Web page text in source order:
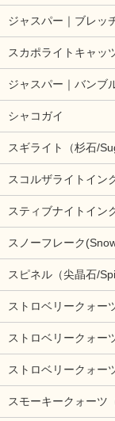
ジャスパー｜ブレッ
スカポライトキャッ
ジャスパー｜バンブ
シャコガイ
スギライト（杉石/
スコルザライトイン
スティブナイトイン
スノーフレーク
スピネル（尖晶石/
ストロベリークォー
ストロベリークォー
ストロベリークォー
スモーキークォーツ